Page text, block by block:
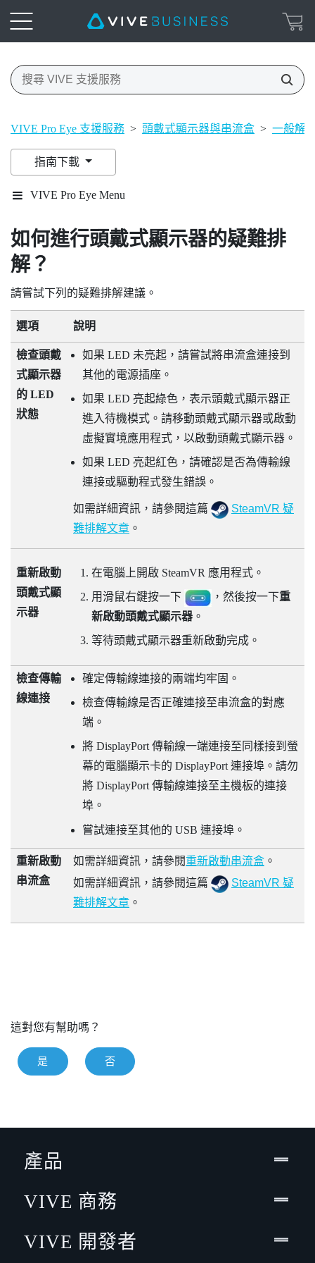
VIVE Pro Eye 支援服務 > 頭戴式顯示器與串流盒 > 一般解
指南下載
VIVE Pro Eye Menu
如何進行頭戴式顯示器的疑難排
解？
請嘗試下列的疑難排解建議。
選項 說明
檢查頭戴
式顯示器
的 LED
狀態
如果 LED 未亮起，請嘗試將串流盒連接到
其他的電源插座。
如果 LED 亮起綠色，表示頭戴式顯示器正
進入待機模式。請移動頭戴式顯示器或啟動
虛擬實境應用程式，以啟動頭戴式顯示器。
如果 LED 亮起紅色，請確認是否為傳輸線
連接或驅動程式發生錯誤。
如需詳細資訊，請參閱這篇
SteamVR 疑
難排解文章 。
重新啟動
頭戴式顯
示器
在電腦上開啟 SteamVR 應用程式。
用滑鼠右鍵按一下 ，然後按一下重
新啟動頭戴式顯示器。
等待頭戴式顯示器重新啟動完成。
檢查傳輸
線連接
確定傳輸線連接的兩端均牢固。
檢查傳輸線是否正確連接至串流盒的對應
端。
將 DisplayPort傳輸線一端連接至同樣接到螢
幕的電腦顯示卡的 DisplayPort連接埠。請勿
將 DisplayPort傳輸線連接至主機板的連接
埠。
嘗試連接至其他的 USB 連接埠。
重新啟動
串流盒
如需詳細資訊，請參閱重新啟動串流盒 。
如需詳細資訊，請參閱這篇
SteamVR 疑
難排解文章 。
這對您有幫助嗎？
是 否
產品
VIVE 商務
VIVE 開發者